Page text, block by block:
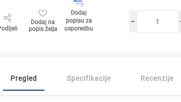
Dodaj na
popis želja
Dodaj
popisu za
usporedbu
h
Pregled Specifikacije Recenzije